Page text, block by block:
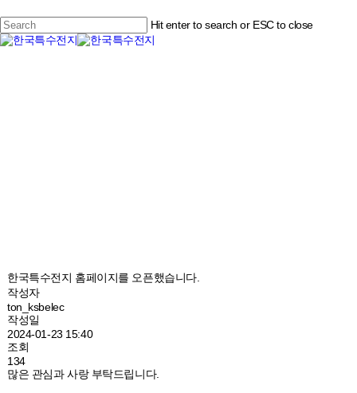
to
main
content
Hit enter to search or ESC to close
Close
한국특수전지 홈페이지를 오픈했습니다.
작성자
ton_ksbelec
작성일
2024-01-23 15:40
조회
134
많은 관심과 사랑 부탁드립니다.